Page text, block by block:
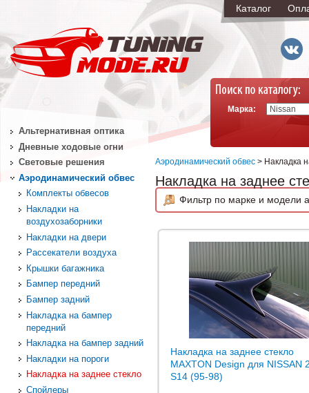
Каталог
Марка:
Аэродинамический обвес > Накладка
Накладка на заднее
Фильтр по марке и модели
Накладка на заднее стекло
MAXTON Design для NISSAN
S14 (95-98)
Альтернативная оптика
Дневные ходовые огни
Световые решения
Аэродинамический обвес
Комплекты обвесов
Накладки на
воздухозаборники
Накладки на двери
Рассекатели воздуха
Крышки багажника
Бампер передний
Бампер задний
Накладка на бампер
передний
Накладка на бампер задний
Накладки на пороги
Накладка на заднее стекло
Спойлеры